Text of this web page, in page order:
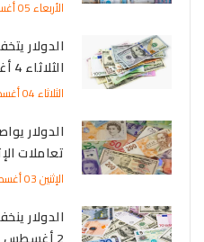
الأربعاء 05 أغسطس 2026-10:11
الدولار
الثلاثاء 4 أغسطس
الثلاثاء 04 أغسطس 2026-10:34
الدولار
تعاملات الإثنين
الإثنين 03 أغسطس 2026-10:04
الدولار